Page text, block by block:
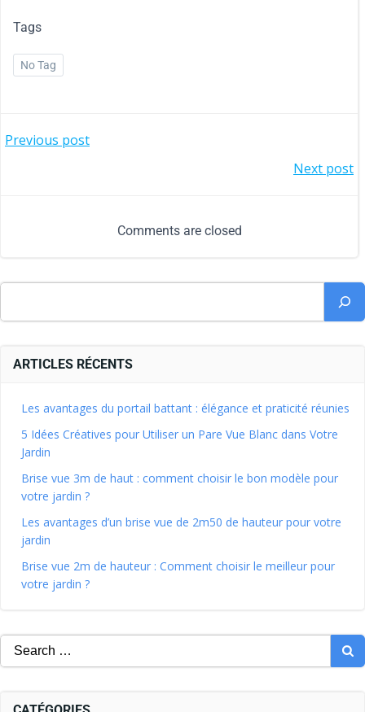
Tags
No Tag
Previous post
Next post
Comments are closed
ARTICLES RÉCENTS
Les avantages du portail battant : élégance et praticité réunies
5 Idées Créatives pour Utiliser un Pare Vue Blanc dans Votre
Jardin
Brise vue 3m de haut : comment choisir le bon modèle pour
votre jardin ?
Les avantages d’un brise vue de 2m50 de hauteur pour votre
jardin
Brise vue 2m de hauteur : Comment choisir le meilleur pour
votre jardin ?